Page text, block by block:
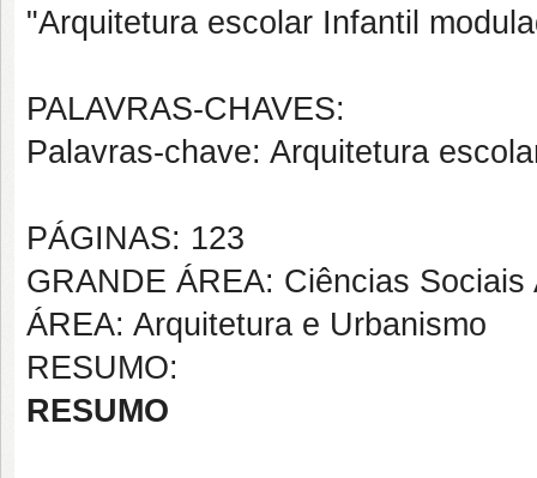
"Arquitetura escolar Infantil
PALAVRAS-CHAVES:
Palavras-chave: Arquitetura
PÁGINAS: 123
GRANDE ÁREA: Ciências Sociais
ÁREA: Arquitetura e Urbanismo
RESUMO:
RESUMO